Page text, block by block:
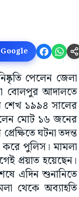
পেলেন জেলা
বোলপুর আদালতে
শেখ ১৯৯৪ সালের
মোট ১৬ জনের
ঘটনা তদন্ত
পুলিস। মামলা
প্রয়াত হয়েছেন।
এদিন শুনানিতে
থেকে অব্যাহতি